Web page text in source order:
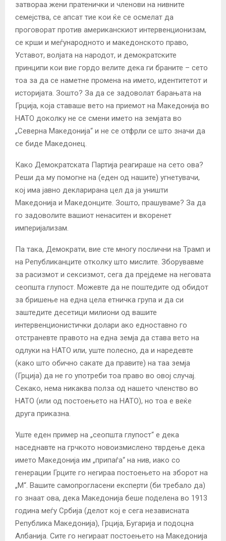
затвораа жени пратенички и членови на нивните
семејства, се апсат тие кои ќе се осмелат да
проговорат против американскиот интервенционизам,
се крши и меѓународното и македонското право,
Уставот, волјата на народот, и демократските
принципи кои вие гордо велите дека ги браните – сето
тоа за да се наметне промена на името, идентитетот и
историјата. Зошто? За да се задоволат барањата на
Грција, која ставаше вето на приемот на Македонија во
НАТО доколку не се смени името на земјата во
„Северна Македонија“ и не се отфрли се што значи да
се биде Македонец.
Како Демократската Партија реагираше на сето ова?
Реши да му помогне на (еден од нашите) угнетувачи,
кој има јавно декларирана цел да ја уништи
Македонија и Македонците. Зошто, прашуваме? За да
го задоволите вашиот ненаситен и вкоренет
империјализам.
Па така, Демократи, вие сте многу послични на Трамп и
на Републиканците отколку што мислите. Зборувавме
за расизмот и сексизмот, сега да прејдеме на неговата
сеопшта глупост. Можевте да не поштедите од обидот
за бришење на една цела етничка група и да си
заштедите десетици милиони од вашите
интервенционистички долари ако едноставно го
отстраневте правото на една земја да става вето на
одлуки на НАТО или, уште полесно, да и наредевте
(како што обично сакате да правите) на таа земја
(Грција) да не го употреби тоа право во овој случај.
Секако, нема никаква полза од нашето членство во
НАТО (или од постоењето на НАТО), но тоа е веќе
друга приказна.
Уште еден пример на „сеопшта глупост“ е дека
наседнавте на грчкото новоизмислено тврдење дека
името Македонија им „припаѓа“ на нив, иако со
генерации Грците го негираа постоењето на зборот на
„М“. Вашите самопрогласени експерти (би требало да)
го знаат ова, дека Македонија беше поделена во 1913
година меѓу Србија (делот кој е сега независната
Република Македонија), Грција, Бугарија и подоцна
Албанија. Сите го негираат постоењето на Македонија